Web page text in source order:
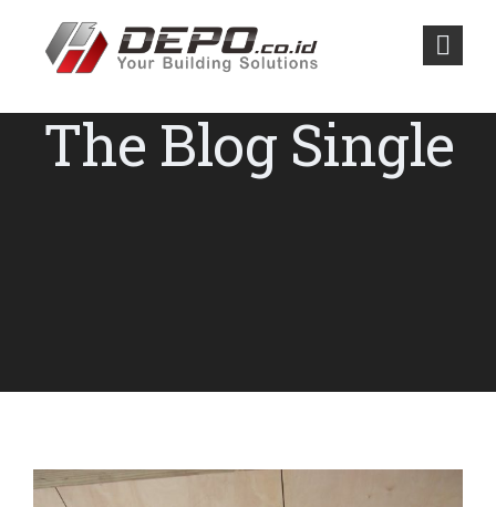
The Blog Single